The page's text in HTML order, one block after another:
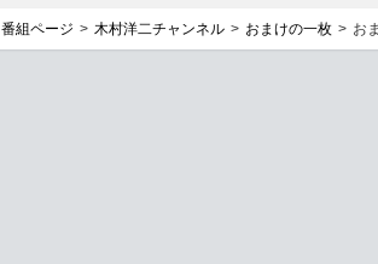
番組ページ 木村洋二チャンネル おまけの一枚 お